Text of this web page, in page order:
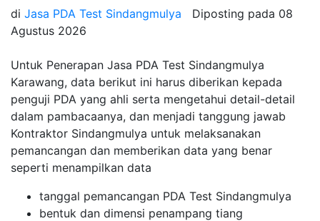
di Jasa PDA Test Sindangmulya Diposting pada 08
Agustus 2026
Untuk Penerapan Jasa PDA Test Sindangmulya
Karawang, data berikut ini harus diberikan kepada
penguji PDA yang ahli serta mengetahui detail-detail
dalam pambacaanya, dan menjadi tanggung jawab
Kontraktor Sindangmulya untuk melaksanakan
pemancangan dan memberikan data yang benar
seperti menampilkan data
tanggal pemancangan PDA Test Sindangmulya
bentuk dan dimensi penampang tiang